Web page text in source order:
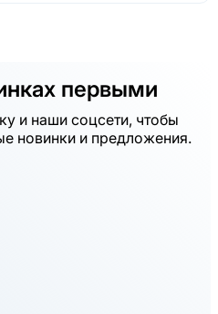
первыми
и наши соцсети, чтобы
новинки и предложения.